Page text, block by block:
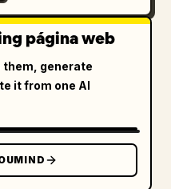
página web
generate
it from one AI